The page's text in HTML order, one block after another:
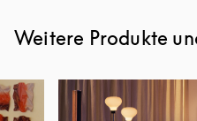
Weitere Produkte